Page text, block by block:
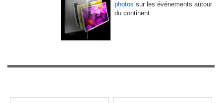
photos sur les événements autour
du continent